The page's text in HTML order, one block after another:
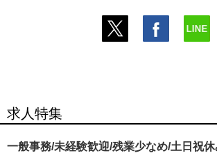
求人特集
一般事務/未経験歓迎/残業少なめ/土日祝